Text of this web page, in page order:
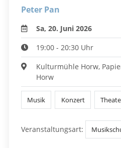
Peter Pan
Sa, 20. Juni 2026
19:00 - 20:30 Uhr
Kulturmühle Horw,
Horw
Musik Konzert
Veranstaltungsart: